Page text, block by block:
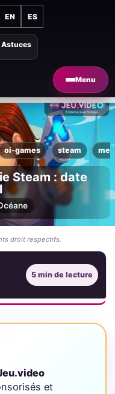
EN ES
Menu
Astuces
oi-games steam
Steam : date
droit respectifs.
5 min de lecture
et